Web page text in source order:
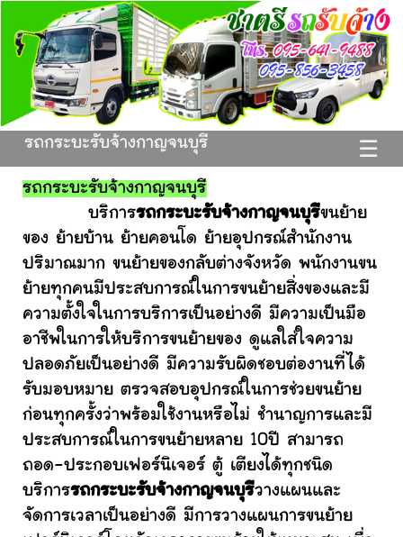
☰
รถกระบะรับจ้างกาญจนบุรี
รถกระบะรับจ้างกาญจนบุรี
บริการรถกระบะรับจ้างกาญจนบุรีขนย้าย
ของ ย้ายบ้าน ย้ายคอนโด ย้ายอุปกรณ์สำนักงาน
ปริมาณมาก ขนย้ายของกลับต่างจังหวัด พนักงานขน
ย้ายทุกคนมีประสบการณ์ในการขนย้ายสิ่งของและมี
ความตั้งใจในการบริการเป็นอย่างดี มีความเป็นมือ
อาชีพในการให้บริการขนย้ายของ ดูแลใส่ใจความ
ปลอดภัยเป็นอย่างดี มีความรับผิดชอบต่องานที่ได้
รับมอบหมาย ตรวจสอบอุปกรณ์ในการช่วยขนย้าย
ก่อนทุกครั้งว่าพร้อมใช้งานหรือไม่ ชำนาญการและมี
ประสบการณ์ในการขนย้ายหลาย 10ปี สามารถ
ถอด-ประกอบเฟอร์นิเจอร์ ตู้ เตียงได้ทุกชนิด
บริการรถกระบะรับจ้างกาญจนบุรีวางแผนและ
จัดการเวลาเป็นอย่างดี มีการวางแผนการขนย้าย